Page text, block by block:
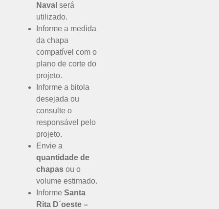
Naval será
utilizado.
Informe a medida
da chapa
compatível com o
plano de corte do
projeto.
Informe a bitola
desejada ou
consulte o
responsável pelo
projeto.
Envie a
quantidade de
chapas ou o
volume estimado.
Informe Santa
Rita D´oeste –